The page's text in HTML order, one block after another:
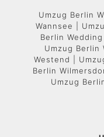
Umzug Berlin
Wannsee |
Berlin
Umzug Berlin
Westend |
Berlin
Umzug